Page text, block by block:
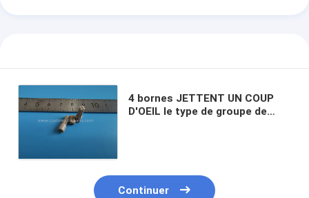
4 bornes JETTENT UN COUP
D'OEIL le type de groupe de
Continuer